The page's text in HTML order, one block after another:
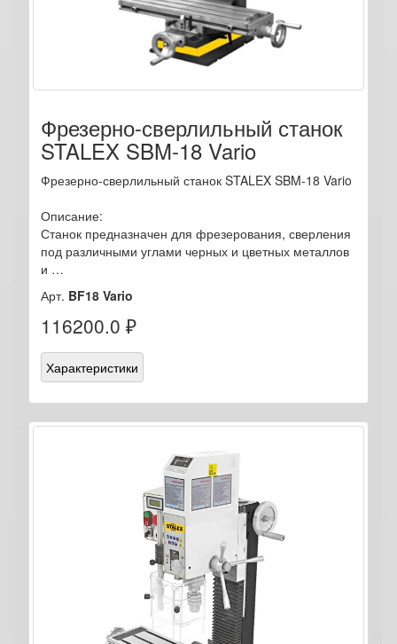
Фрезерно-сверлильный станок
STALEX SBM-18 Vario
Фрезерно-сверлильный станок STALEX SBM-18 Vario
Описание:
Станок предназначен для фрезерования, сверления
под различными углами черных и цветных металлов
и …
Арт. BF18 Vario
116200.0 ₽
Характеристики